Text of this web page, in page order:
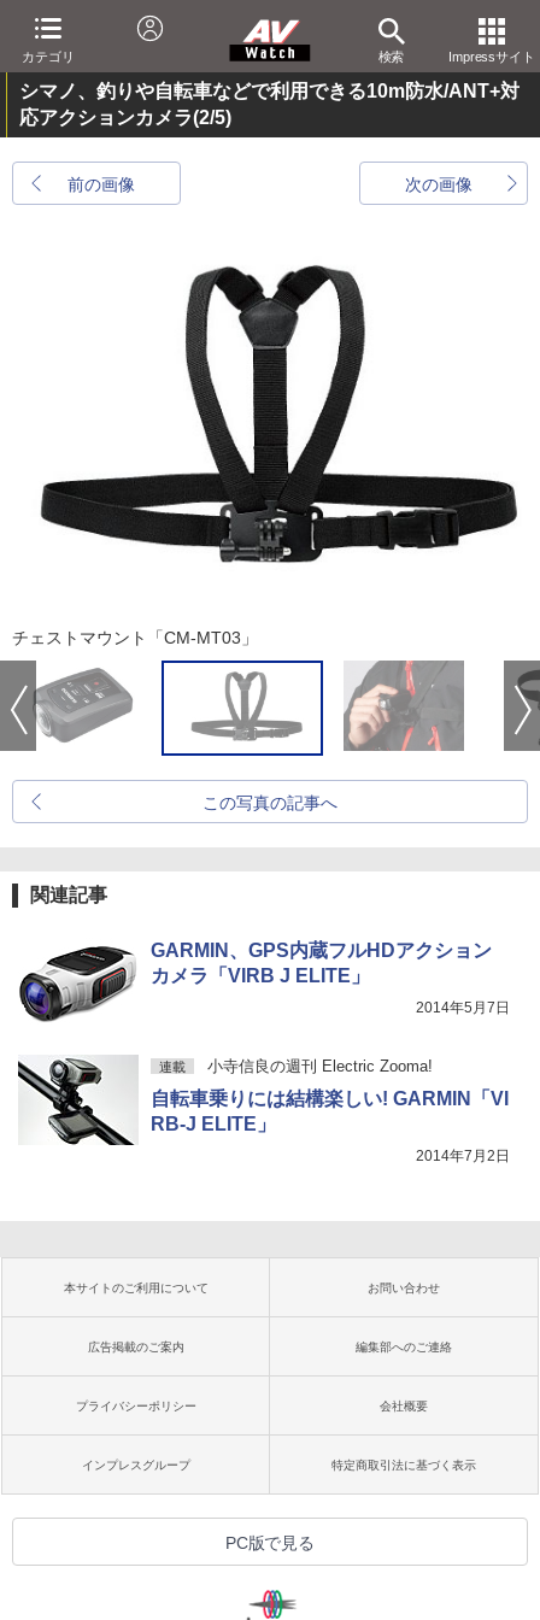
カテゴリ 検索 Impressサイト
シマノ、釣りや自転車などで利用できる10m防水/ANT+対
応アクションカメラ(2/5)
前の画像 次の画像
チェストマウント「CM-MT03」
この写真の記事へ
関連記事
GARMIN、GPS内蔵フルHDアクション
カメラ「VIRB J ELITE」
2014年5月7日
連載 小寺信良の週刊 Electric Zooma!
自転車乗りには結構楽しい! GARMIN「VI
RB-J ELITE」
2014年7月2日
本サイトのご利用について お問い合わせ
広告掲載のご案内 編集部へのご連絡
プライバシーポリシー 会社概要
インプレスグループ 特定商取引法に基づく表示
PC版で見る